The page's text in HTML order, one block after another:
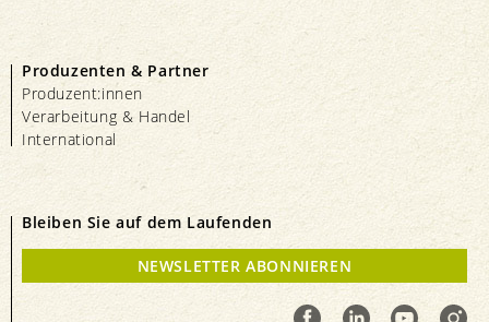
Produzenten & Partner
Produzent:innen
Verarbeitung & Handel
International
Bleiben Sie auf dem Laufenden
NEWSLETTER ABONNIEREN